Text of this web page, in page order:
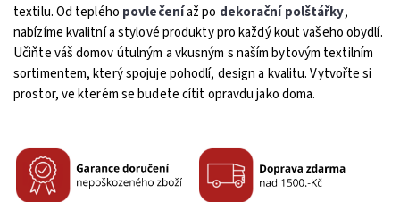
textilu. Od teplého povlečeníaž po dekorační polštářky,
nabízíme kvalitní a stylové produkty pro každý kout vašeho obydlí.
Učiňte váš domov útulným a vkusným s naším bytovým textilním
sortimentem, který spojuje pohodlí, design a kvalitu. Vytvořte si
prostor, ve kterém se budete cítit opravdu jako doma.